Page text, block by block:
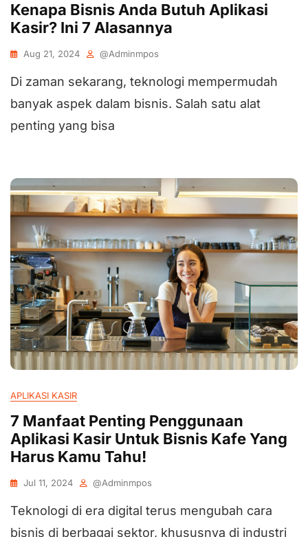
Kenapa Bisnis Anda Butuh Aplikasi
Kasir? Ini 7 Alasannya
Aug 21, 2024 @adminmpos
Di zaman sekarang, teknologi mempermudah
banyak aspek dalam bisnis. Salah satu alat
penting yang bisa
APLIKASI KASIR
7 Manfaat Penting Penggunaan
Aplikasi Kasir Untuk Bisnis Kafe Yang
Harus Kamu Tahu!
Jul 11, 2024 @adminmpos
Teknologi di era digital terus mengubah cara
bisnis di berbagai sektor, khususnya di industri